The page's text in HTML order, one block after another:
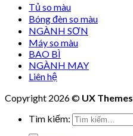
Tủ so màu
Bóng đèn so màu
NGÀNH SƠN
Máy so màu
BAO BÌ
NGÀNH MAY
Liên hệ
Copyright 2026 © UX Themes
Tìm kiếm: